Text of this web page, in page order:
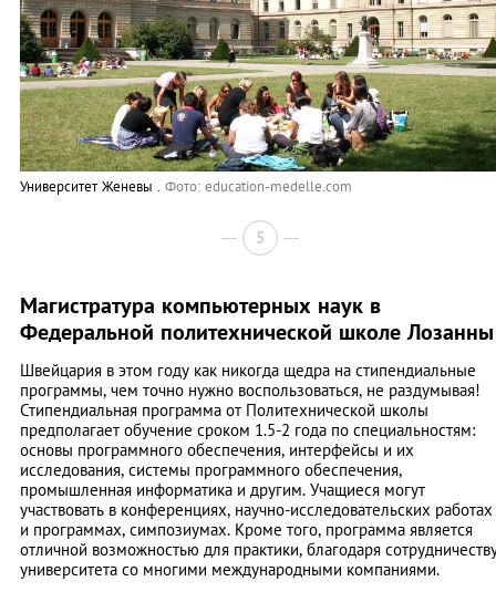
Университет Женевы . Фото: education-medelle.com
5
Магистратура компьютерных наук в
Федеральной политехнической школе Лозанны
Швейцария в этом году как никогда щедра на стипендиальные
программы, чем точно нужно воспользоваться, не раздумывая!
Стипендиальная программа от Политехнической школы
предполагает обучение сроком 1.5-2 года по специальностям:
основы программного обеспечения, интерфейсы и их
исследования, системы программного обеспечения,
промышленная информатика и другим. Учащиеся могут
участвовать в конференциях, научно-исследовательских работах
и программах, симпозиумах. Кроме того, программа является
отличной возможностью для практики, благодаря
университета со многими международными компаниями.